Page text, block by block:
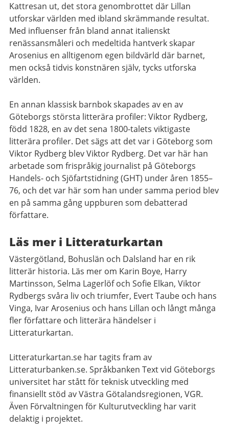
Kattresan ut, det stora genombrottet där Lillan
utforskar världen med ibland skrämmande resultat.
Med influenser från bland annat italienskt
renässansmåleri och medeltida hantverk skapar
Arosenius en alltigenom egen bildvärld där barnet,
men också tidvis konstnären själv, tycks utforska
världen.
En annan klassisk barnbok skapades av en av
Göteborgs största litterära profiler: Viktor Rydberg,
född 1828, en av det sena 1800-talets viktigaste
litterära profiler. Det sägs att det var i Göteborg som
Viktor Rydberg blev Viktor Rydberg. Det var här han
arbetade som frispråkig journalist på Göteborgs
Handels- och Sjöfartstidning (GHT) under åren 1855–
76, och det var här som han under samma period blev
en på samma gång uppburen som debatterad
författare.
Läs mer i Litteraturkartan
Västergötland, Bohuslän och Dalsland har en rik
litterär historia. Läs mer om Karin Boye, Harry
Martinsson, Selma Lagerlöf och Sofie Elkan, Viktor
Rydbergs svåra liv och triumfer, Evert Taube och hans
Vinga, Ivar Arosenius och hans Lillan och långt många
fler författare och litterära händelser i
Litteraturkartan.
Litteraturkartan.se har tagits fram av
Litteraturbanken.se. Språkbanken Text vid Göteborgs
universitet har stått för teknisk utveckling med
finansiellt stöd av Västra Götalandsregionen, VGR.
Även Förvaltningen för Kulturutveckling har varit
delaktig i projektet.